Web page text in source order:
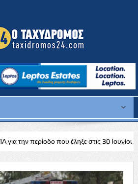
στις 30 Ιουνίου 2026 &